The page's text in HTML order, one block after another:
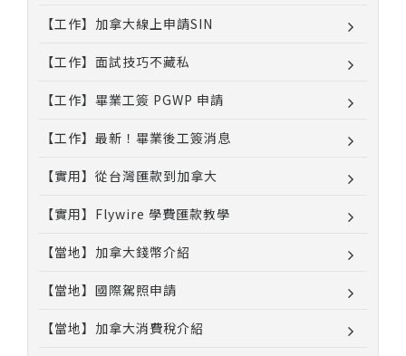
【工作】加拿大線上申請SIN
【工作】面試技巧不藏私
【工作】畢業工簽 PGWP 申請
【工作】最新！畢業後工簽消息
【實用】從台灣匯款到加拿大
【實用】Flywire 學費匯款教學
【當地】加拿大錢幣介紹
【當地】國際駕照申請
【當地】加拿大消費稅介紹